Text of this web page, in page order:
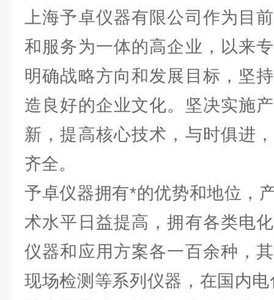
上海予卓仪器有限公司作为目
和服务为一体的高企业，以来
明确战略方向和发展目标，坚
造良好的企业文化。坚决实施
新，提高核心技术，与时俱进
齐全。
予卓仪器拥有*的优势和地位，
术水平日益提高，拥有各类电
仪器和应用方案各一百余种，
现场检测等系列仪器，在国内